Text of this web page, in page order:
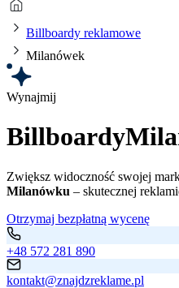
Billboardy reklamowe
Milanówek
Wynajmij
Billboardy
Zwiększ widoczność swojej
Milanówku – skutecznej
Otrzymaj bezpłatną wycenę
+48 572 281 890
kontakt@znajdzreklame.pl